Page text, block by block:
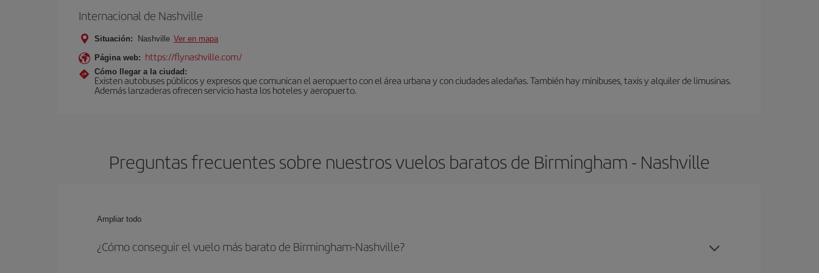
Internacional de Nashville
Situación: Nashville Ver en mapa
Página web: https://flynashville.com/
Cómo llegar a la ciudad:
Existen autobuses públicos y expresos que comunican el aeropuerto con el área urbana y con ciudades aledañas. También hay minibuses, taxis y alquiler de limusinas.
Además lanzaderas ofrecen servicio hasta los hoteles y aeropuerto.
Preguntas frecuentes sobre nuestros vuelos baratos de Birmingham - Nashville
Ampliar todo
¿Cómo conseguir el vuelo más barato de Birmingham-Nashville?